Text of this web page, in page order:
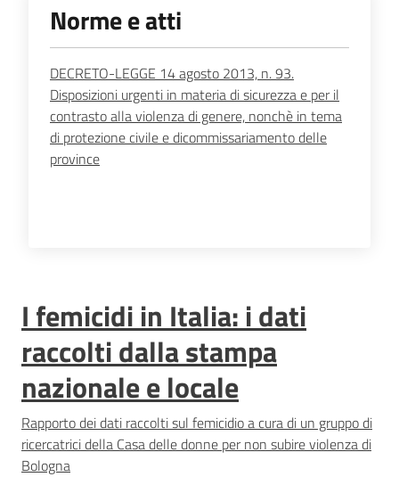
Norme e atti
DECRETO-LEGGE 14 agosto 2013, n. 93.
Disposizioni urgenti in materia di sicurezza e per il
contrasto alla violenza di genere, nonchè in tema
di protezione civile e dicommissariamento delle
province
I femicidi in Italia: i dati
raccolti dalla stampa
nazionale e locale
Rapporto dei dati raccolti sul femicidio a cura di un gruppo di
ricercatrici della Casa delle donne per non subire violenza di
Bologna